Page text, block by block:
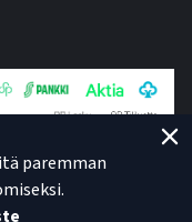
paremman